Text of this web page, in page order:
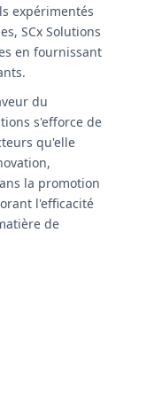
expérimentés
SCx Solutions
en fournissant
du
s'efforce de
qu'elle
la promotion
l'efficacité
de